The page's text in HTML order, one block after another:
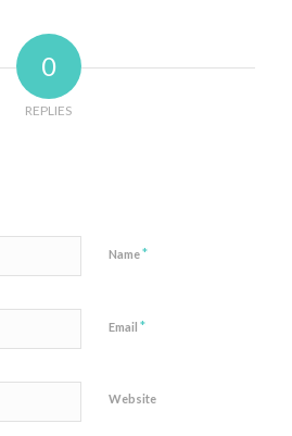
0
REPLIES
Name*
Email *
Website